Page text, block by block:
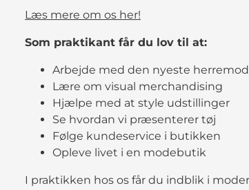
Læs mere om os her!
Som praktikant får du lov til at:
Arbejde med den nyeste
Lære om visual merchandising
Hjælpe med at style udstillinger
Se hvordan vi præsenterer tøj
Følge kundeservice i butikken
Opleve livet i en modebutik
I praktikken hos os får du indblik i